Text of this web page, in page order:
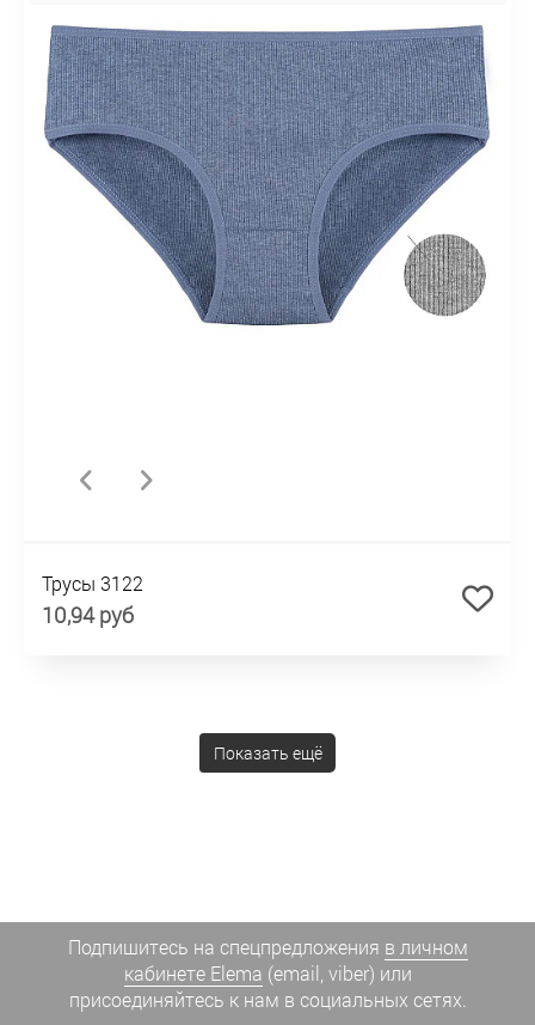
Трусы 3122
10,94 руб
Показать ещё
Подпишитесь на спецпредложения в личном
кабинете Elema (email, viber) или
присоединяйтесь к нам в социальных сетях.